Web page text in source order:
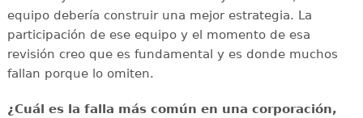
equipo debería construir una mejor estrategia. La
participación de ese equipo y el momento de esa
revisión creo que es fundamental y es donde muchos
fallan porque lo omiten.
¿Cuál es la falla más común en una corporación,